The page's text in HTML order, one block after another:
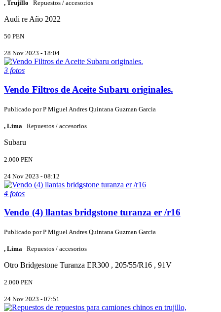
, Trujillo Repuestos / accesorios
Audi re Año 2022
50 PEN
28 Nov 2023 - 18:04
3 fotos
Vendo Filtros de Aceite Subaru originales.
Publicado porP Miguel Andres Quintana Guzman Garcia
, Lima Repuestos / accesorios
Subaru
2.000 PEN
24 Nov 2023 - 08:12
4 fotos
Vendo (4) llantas bridgstone turanza er /r16
Publicado porP Miguel Andres Quintana Guzman Garcia
, Lima Repuestos / accesorios
Otro Bridgestone Turanza ER300 , 205/55/R16 , 91V
2.000 PEN
24 Nov 2023 - 07:51